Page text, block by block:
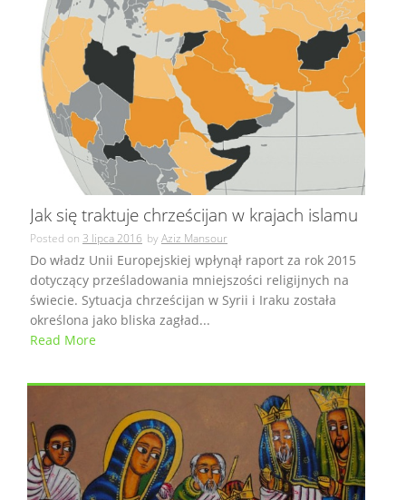
Jak się traktuje chrześcijan w krajach islamu
Posted on 3 lipca 2016 byAziz Mansour
Do władz Unii Europejskiej wpłynął raport za rok 2015
dotyczący prześladowania mniejszości religijnych na
świecie. Sytuacja chrześcijan w Syrii i Iraku została
określona jako bliska zagład...
Read More